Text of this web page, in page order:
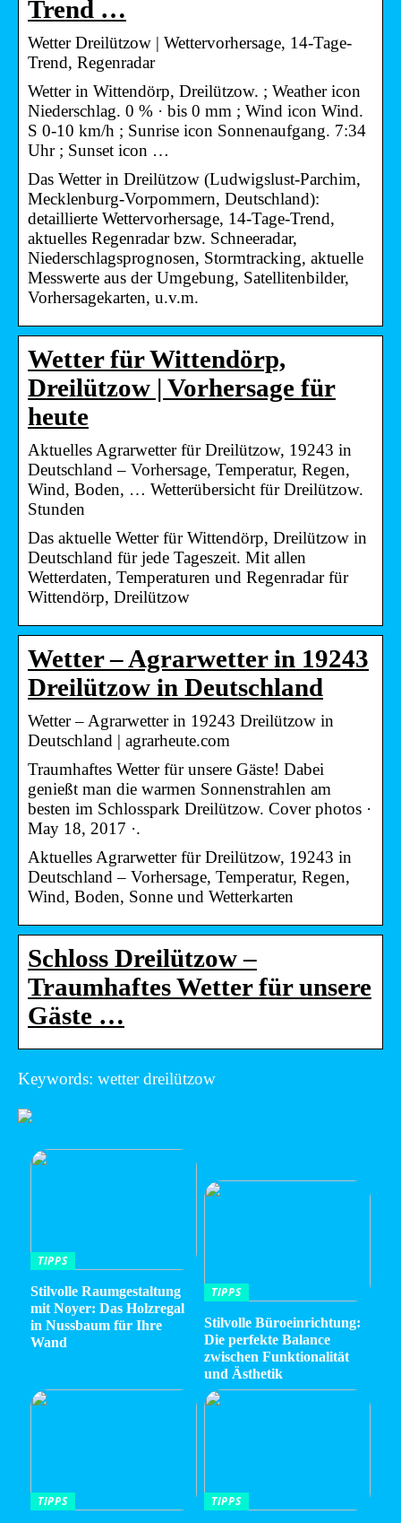
Trend …
Wetter Dreilützow | Wettervorhersage, 14-Tage-
Trend, Regenradar
Wetter in Wittendörp, Dreilützow. ; Weather icon
Niederschlag. 0 % · bis 0 mm ; Wind icon Wind.
S 0-10 km/h ; Sunrise icon Sonnenaufgang. 7:34
Uhr ; Sunset icon …
Das Wetter in Dreilützow (Ludwigslust-Parchim,
Mecklenburg-Vorpommern, Deutschland):
detaillierte Wettervorhersage, 14-Tage-Trend,
aktuelles Regenradar bzw. Schneeradar,
Niederschlagsprognosen, Stormtracking, aktuelle
Messwerte aus der Umgebung, Satellitenbilder,
Vorhersagekarten, u.v.m.
Wetter für Wittendörp,
Dreilützow | Vorhersage für
heute
Aktuelles Agrarwetter für Dreilützow, 19243 in
Deutschland – Vorhersage, Temperatur, Regen,
Wind, Boden, … Wetterübersicht für Dreilützow.
Stunden
Das aktuelle Wetter für Wittendörp, Dreilützow in
Deutschland für jede Tageszeit. Mit allen
Wetterdaten, Temperaturen und Regenradar für
Wittendörp, Dreilützow
Wetter – Agrarwetter in 19243
Dreilützow in Deutschland
Wetter – Agrarwetter in 19243 Dreilützow in
Deutschland | agrarheute.com
Traumhaftes Wetter für unsere Gäste! Dabei
genießt man die warmen Sonnenstrahlen am
besten im Schlosspark Dreilützow. Cover photos ·
May 18, 2017 ·.
Aktuelles Agrarwetter für Dreilützow, 19243 in
Deutschland – Vorhersage, Temperatur, Regen,
Wind, Boden, Sonne und Wetterkarten
Schloss Dreilützow –
Traumhaftes Wetter für unsere
Gäste …
Keywords: wetter dreilützow
TIPPS
Stilvolle Raumgestaltung
mit Noyer: Das Holzregal
in Nussbaum für Ihre
Wand
TIPPS
Stilvolle Büroeinrichtung:
Die perfekte Balance
zwischen Funktionalität
und Ästhetik
TIPPS TIPPS